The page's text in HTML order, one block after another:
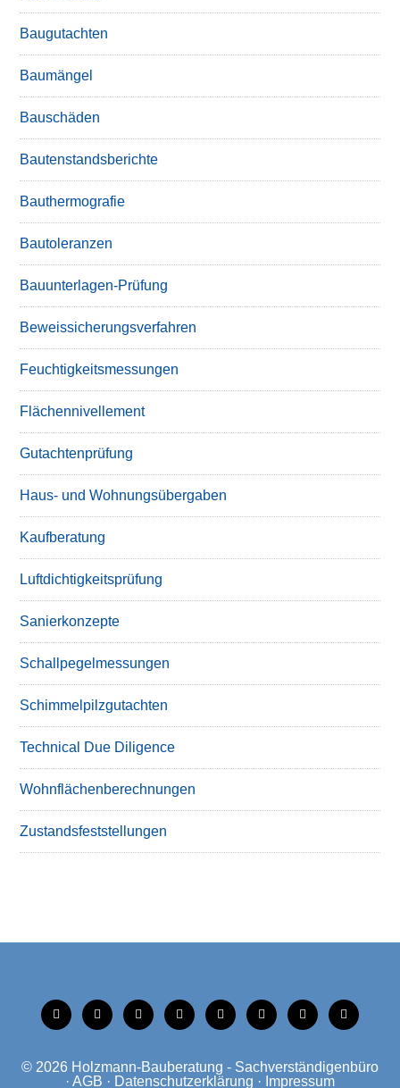
Baugutachten
Baumängel
Bauschäden
Bautenstandsberichte
Bauthermografie
Bautoleranzen
Bauunterlagen-Prüfung
Beweissicherungsverfahren
Feuchtigkeitsmessungen
Flächennivellement
Gutachtenprüfung
Haus- und Wohnungsübergaben
Kaufberatung
Luftdichtigkeitsprüfung
Sanierkonzepte
Schallpegelmessungen
Schimmelpilzgutachten
Technical Due Diligence
Wohnflächenberechnungen
Zustandsfeststellungen
tiktok instagramfacebooklinkedinxing linkedinmobilemail
© 2026 Holzmann-Bauberatung - Sachverständigenbüro
· AGB · Datenschutzerklärung · Impressum